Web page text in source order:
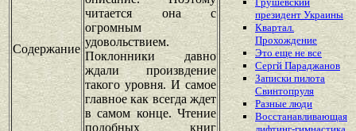
Содержание
читается она с
огромным
удовольствием.
Поклонники давно
ждали произвдение
такого уровня. И самое
главное как всегда ждет
в самом конце. Чтение
подобных книг
президент Украины
Квартал.
Прохождение
Это еще не все
Сергй Параджанов
Записки пилота
Свинтопруля
Разные люди
Восстанавливающая